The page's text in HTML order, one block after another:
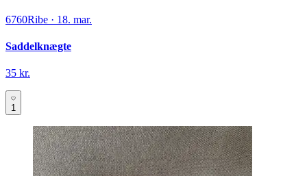
6760Ribe · 18. mar.
Saddelknægte
35 kr.
1